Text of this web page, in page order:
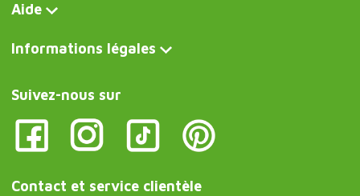
Aide
Informations légales
Suivez-nous sur
Contact et service clientèle